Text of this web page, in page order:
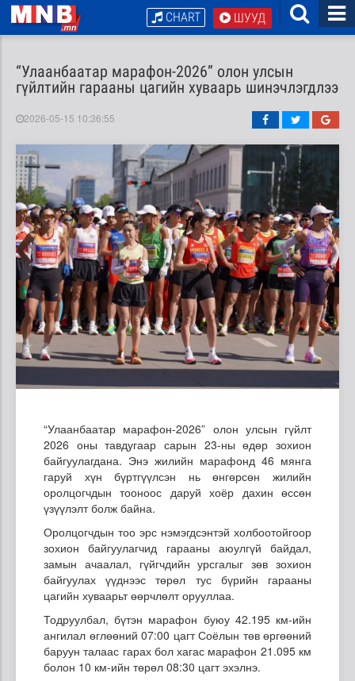
ШУУД
CHART
“Улаанбаатар марафон-2026” олон улсын
гүйлтийн гарааны цагийн хуваарь шинэчлэгдлээ
2026-05-15 10:36:55
“Улаанбаатар марафон-2026” олон улсын гүйлт
2026 оны тавдугаар сарын 23-ны өдөр зохион
байгуулагдана. Энэ жилийн марафонд 46 мянга
гаруй хүн бүртгүүлсэн нь өнгөрсөн жилийн
оролцогчдын тооноос даруй хоёр дахин өссөн
үзүүлэлт болж байна.
Оролцогчдын тоо эрс нэмэгдсэнтэй холбоотойгоор
зохион байгуулагчид гарааны аюулгүй байдал,
замын ачаалал, гүйгчдийн урсгалыг зөв зохион
байгуулах үүднээс төрөл тус бүрийн гарааны
цагийн хуваарьт өөрчлөлт орууллаа.
Тодруулбал, бүтэн марафон буюу 42.195 км-ийн
ангилал өглөөний 07:00 цагт Соёлын төв өргөөний
баруун талаас гарах бол хагас марафон 21.095 км
болон 10 км-ийн төрөл 08:30 цагт эхэлнэ.